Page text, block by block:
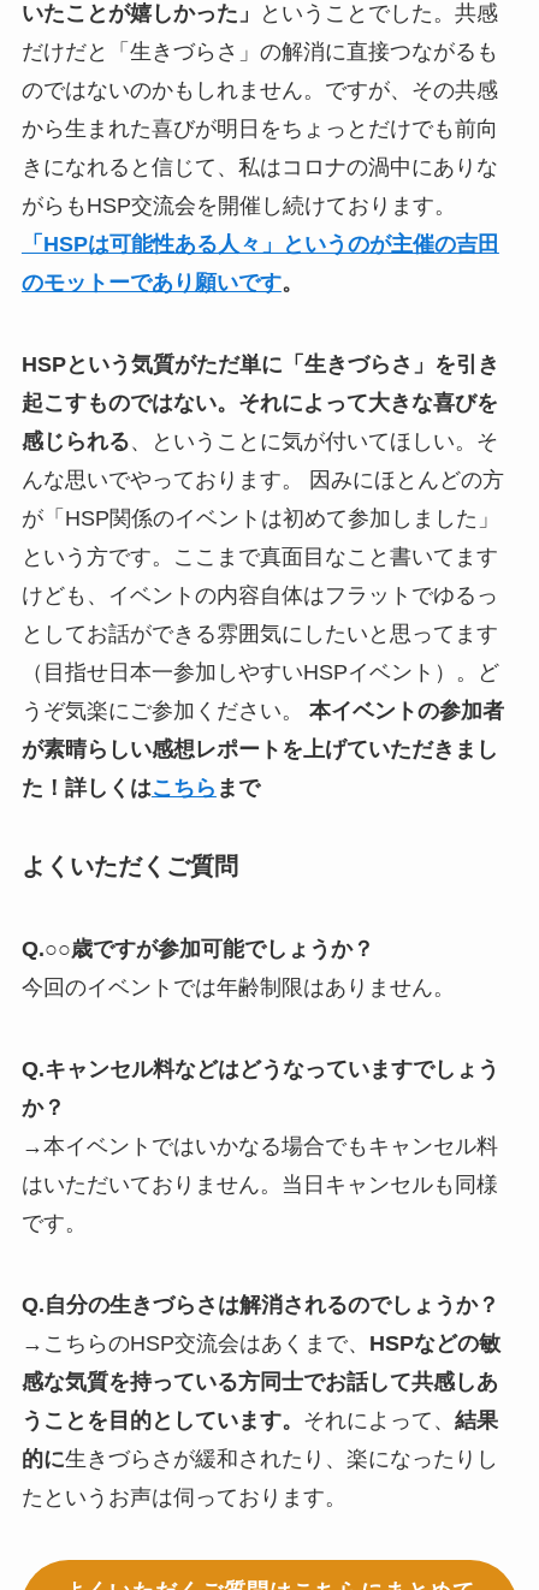
いたことが嬉しかった」
ということでした。共感
だけだと「生きづらさ」の解消に直接つながるも
のではないのかもしれません。ですが、その共感
から生まれた喜びが明日をちょっとだけでも前向
きになれると信じて、私はコロナの渦中にありな
がらもHSP交流会を開催し続けております。
「HSPは可能性ある人々」というのが主催の吉田
のモットーであり願いです。
HSPという気質がただ単に「生きづらさ」を引き
起こすものではない。それによって大きな喜びを
感じられる、ということに気が付いてほしい。そ
んな思いでやっております。 因みにほとんどの方
が「HSP関係のイベントは初めて参加しました」
という方です。ここまで真面目なこと書いてます
けども、イベントの内容自体はフラットでゆるっ
としてお話ができる雰囲気にしたいと思ってます
（目指せ日本一参加しやすいHSPイベント）。ど
うぞ気楽にご参加ください。 本イベントの参加者
が素晴らしい感想レポートを上げていただきまし
た！詳しくはこちら まで
よくいただくご質問
Q.○○歳ですが参加可能でしょうか？
今回のイベントでは年齢制限はありません。
Q.キャンセル料などはどうなっていますでしょう
か？
→本イベントではいかなる場合でもキャンセル料
はいただいておりません。当日キャンセルも同様
です。
Q.自分の生きづらさは解消されるのでしょうか？
→こちらのHSP交流会はあくまで、 HSPなどの敏
感な気質を持っている方同士でお話して共感しあ
うことを目的としています。 それによって、 結果
的に生きづらさが緩和されたり、楽になったりし
たというお声は伺っております。